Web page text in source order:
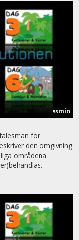
55 min
för
den omgivning
områdena